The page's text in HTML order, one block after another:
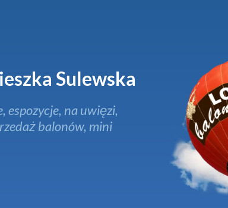
Sulewska
espozycje, na uwięzi,
balonów, mini